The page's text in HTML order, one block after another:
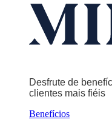
Desfrute de
clientes mais fiéis
Benefícios